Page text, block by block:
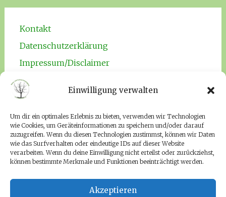
Einwilligung verwalten
Um dir ein optimales Erlebnis zu bieten, verwenden wir Technologien
wie Cookies, um Geräteinformationen zu speichern und/oder darauf
zuzugreifen. Wenn du diesen Technologien zustimmst, können wir Daten
wie das Surfverhalten oder eindeutige IDs auf dieser Website
verarbeiten. Wenn du deine Einwilligung nicht erteilst oder zurückziehst,
können bestimmte Merkmale und Funktionen beeinträchtigt werden.
Akzeptieren
Kontakt
Datenschutzerklärung
Impressum/Disclaimer
Cookie-Richtlinie (EU)
Seitenverwaltung